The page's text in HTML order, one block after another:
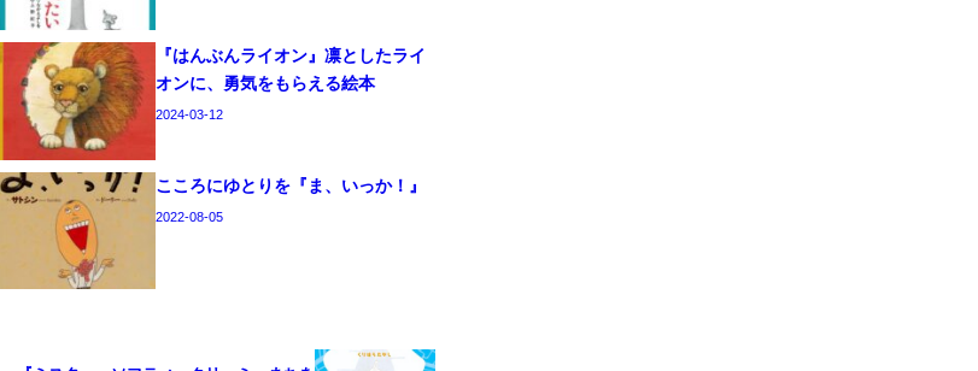
『はんぶんライオン』凛としたライ
オンに、勇気をもらえる絵本
2024-03-12
こころにゆとりを『ま、いっか！』
2022-08-05